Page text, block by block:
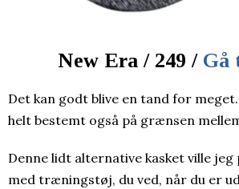
New Era / 249 / Gå
Det kan godt blive en tand for
helt bestemt også på grænsen
Denne lidt alternative kasket ville
med træningstøj, du ved, når du er